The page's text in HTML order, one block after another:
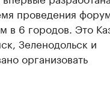
проведения
в 6 городов. Это
Зеленодольск и
организовать